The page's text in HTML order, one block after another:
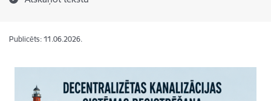
Publicēts: 11.06.2026.